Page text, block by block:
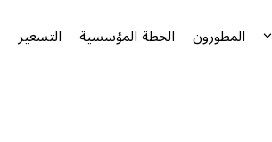
المطورون الخطة المؤسسية التسعير